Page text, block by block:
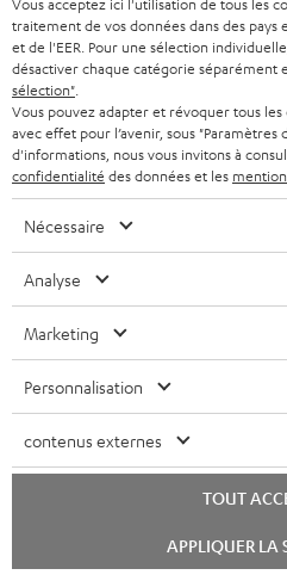
i
t
o
n
a
r
a
n
t
i
e
Service
Plus de 45
Teufel adhère à la Fédération du e-commerce et
qualité. La Fevad est membre du réseau
traitement de vos données dans des
et de l'EER. Pour une sélection
désactiver chaque catégorie séparément
sélection"
Vous pouvez adapter et révoquer tous
avec effet pour l’avenir, sous "Paramètres
d'informations, nous vous invitons à
confidentialité des données et les
Nécessaire
Analyse
Marketing
Personnalisation
contenus externes
TOUT
APPLIQUER LA